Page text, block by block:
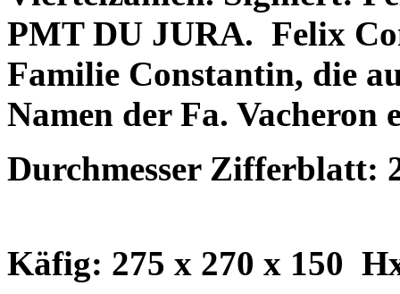
PMT DU JURA. Felix
Familie Constantin, die
Namen der Fa.
Durchmesser Zifferblatt:
Käfig: 275 x 270 x 150